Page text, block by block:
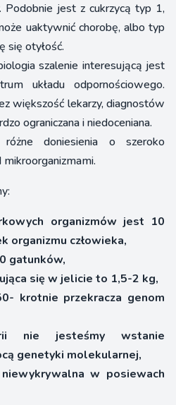
Podobnie jest z cukrzycą typ 1,
uaktywnić chorobę, albo typ
się otyłość.
szalenie interesującą jest
układu odpornościowego.
większość lekarzy, diagnostów
ograniczana i niedoceniana.
doniesienia o szeroko
mikroorganizmami.
organizmów jest 10
organizmu człowieka,
gatunków,
się w jelicie to 1,5-2 kg,
krotnie przekracza genom
nie jesteśmy wstanie
genetyki molekularnej,
w posiewach